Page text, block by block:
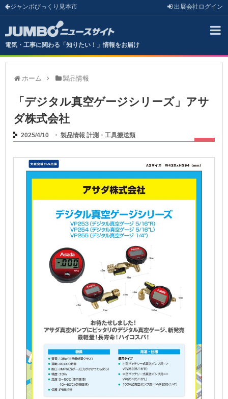
ジャンボびっくり見本市 出展会社 ログイン
電気・工事に関わる「知りたい！」情報をお届け
ホーム 製品情報
「デジタル真空ゲージシリーズ」アサ
ダ株式会社
2025/4/10 ・ 製品情報 計測・工具搬送類